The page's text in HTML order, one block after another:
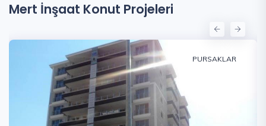
Mert İnşaat Konut Projeleri
PURSAKLAR